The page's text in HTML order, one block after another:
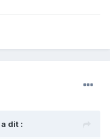
a dit :